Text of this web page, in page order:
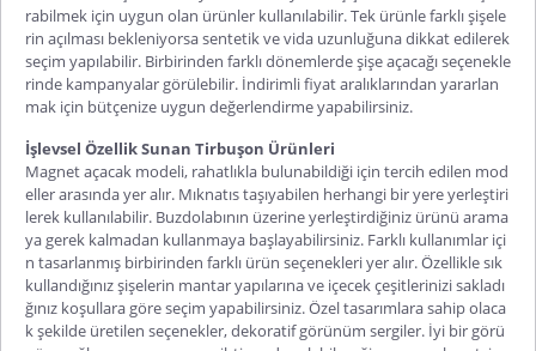
rabilmek için uygun olan ürünler kullanılabilir. Tek ürünle farklı şişele
rin açılması bekleniyorsa sentetik ve vida uzunluğuna dikkat edilerek
seçim yapılabilir. Birbirinden farklı dönemlerdeşişe açacağıseçenekle
rinde kampanyalar görülebilir. İndirimli fiyat aralıklarından yararlan
mak için bütçenize uygun değerlendirme yapabilirsiniz.
İşlevsel Özellik Sunan Tirbuşon Ürünleri
Magnet açacak modeli, rahatlıkla bulunabildiği için tercih edilen mod
eller arasında yer alır. Mıknatıs taşıyabilen herhangi bir yere yerleştiri
lerek kullanılabilir. Buzdolabının üzerine yerleştirdiğiniz ürünü arama
ya gerek kalmadan kullanmaya başlayabilirsiniz. Farklı kullanımlar içi
n tasarlanmış birbirinden farklı ürün seçenekleri yer alır. Özellikle sık
kullandığınız şişelerin mantar yapılarına ve içecek çeşitlerinizi sakladı
ğınız koşullara göre seçim yapabilirsiniz. Özel tasarımlara sahip olaca
k şekilde üretilen seçenekler, dekoratif görünüm sergiler. İyi bir görü